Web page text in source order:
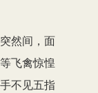
然间，面
飞禽惊惶
不见五指